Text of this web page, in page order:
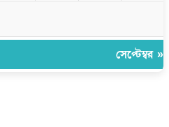
সেপ্টেম্বর »